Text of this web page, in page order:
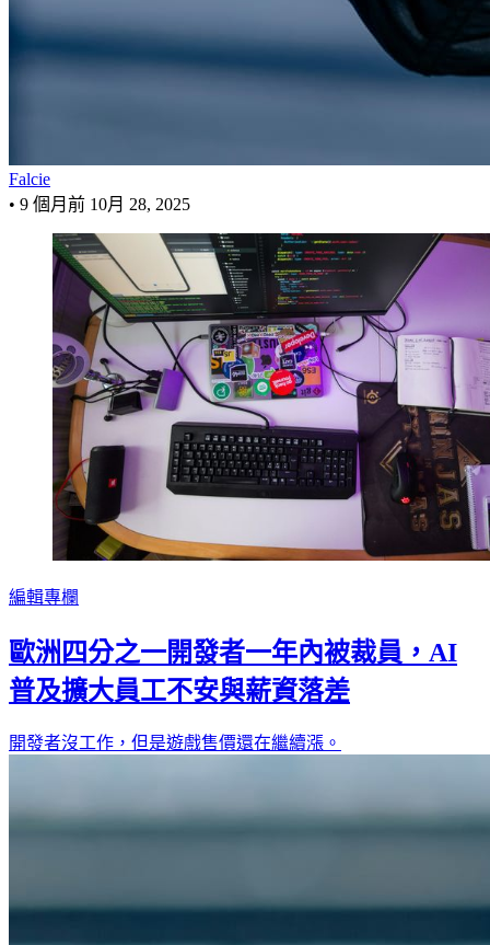
Falcie
• 9 個月前 10月 28, 2025
編輯專欄
歐洲四分之一開發者一年內被裁員，AI
普及擴大員工不安與薪資落差
開發者沒工作，但是遊戲售價還在繼續漲。